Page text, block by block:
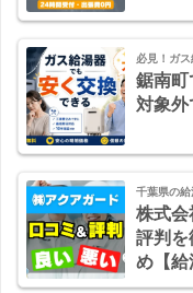
必見！ガ
鋸南町
対象外
千葉県の
株式会
評判を
め【給